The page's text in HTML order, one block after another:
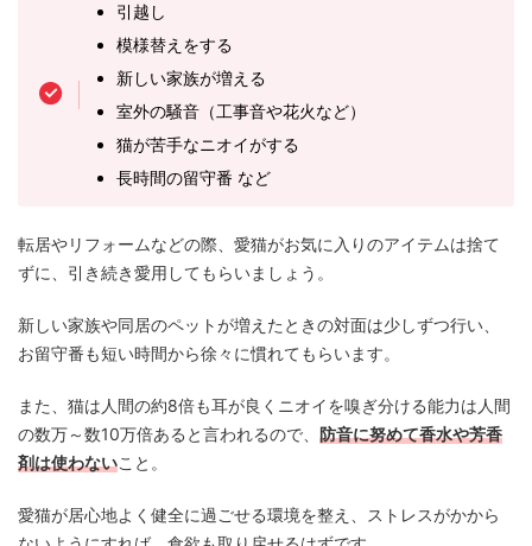
引越し
模様替えをする
新しい家族が増える
室外の騒音（工事音や花火など）
猫が苦手なニオイがする
長時間の留守番 など
転居やリフォームなどの際、愛猫がお気に入りのアイテムは捨て
ずに、引き続き愛用してもらいましょう。
新しい家族や同居のペットが増えたときの対面は少しずつ行い、
お留守番も短い時間から徐々に慣れてもらいます。
また、猫は人間の約8倍も耳が良くニオイを嗅ぎ分ける能力は人間
の数万～数10万倍あると言われるので、 防音に努めて香水や芳香
剤は使わないこと。
愛猫が居心地よく健全に過ごせる環境を整え、ストレスがかから